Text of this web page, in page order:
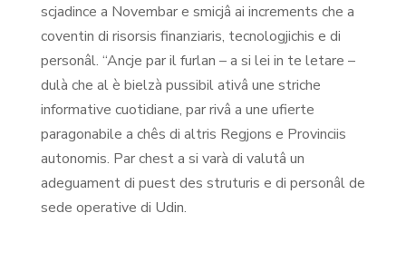
scjadince a Novembar e smicjâ ai increments che a
coventin di risorsis finanziaris, tecnologjichis e di
personâl. “Ancje par il furlan – a si lei in te letare –
dulà che al è bielzà pussibil ativâ une striche
informative cuotidiane, par rivâ a une ufierte
paragonabile a chês di altris Regjons e Provinciis
autonomis. Par chest a si varà di valutâ un
adeguament di puest des struturis e di personâl de
sede operative di Udin.